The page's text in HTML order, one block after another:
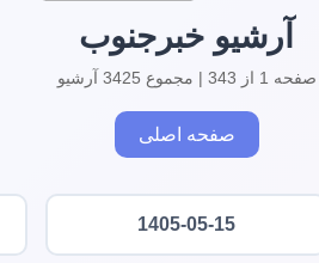
آرشیو خبرجنوب
صفحه 1 از 343 | مجموع 3425 آرشیو
صفحه اصلی
1405-05-15